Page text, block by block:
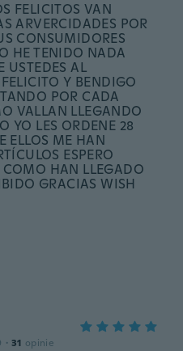
FELICITOS VAN
ARVERCIDADES POR
CONSUMIDORES
HE TENIDO NADA
USTEDES AL
Y BENDIGO
POR CADA
VALLAN LLEGANDO
YO LES ORDENE 28
ELLOS ME HAN
ESPERO
COMO HAN LLEGADO
GRACIAS WISH
· 31 opinie